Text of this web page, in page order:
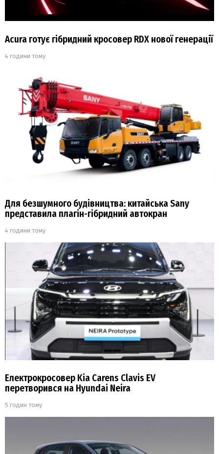
Acura готує гібридний кросовер RDX нової генерації
4 години тому
Для безшумного будівництва: китайська Sany
представила плагін-гібридний автокран
4 години тому
Електрокросовер Kia Carens Clavis EV
перетворився на Hyundai Neira
5 годин тому